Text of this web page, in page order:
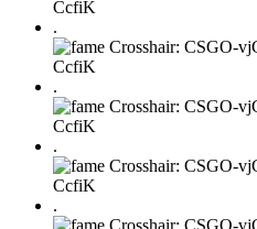
.
.
.
.